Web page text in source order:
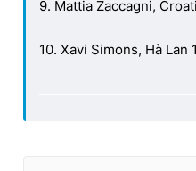
9. Mattia Zaccagni,
10. Xavi Simons, Hà Lan